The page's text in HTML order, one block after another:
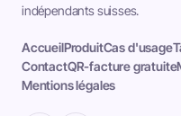
indépendants suisses.
AccueilProduitCas d'usage
ContactQR-facture gratuite
Mentions légales